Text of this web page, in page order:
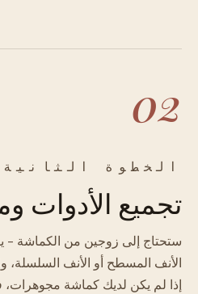
02
الخطوة
تجميع الأدوات
ستحتاج إلى زوجين من الكماشة -
الأنف المسطح أو الأنف السلسلة،
إذا لم يكن لديك كماشة